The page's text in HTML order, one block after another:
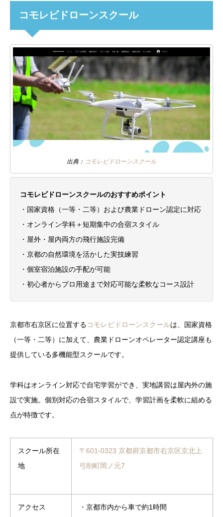
コモレビドローンスクール
出典： コモレビドローンスクール
コモレビドローンスクールのおすすめポイント
・国家資格（一等・二等）および農業ドローン認定に対応
・オンライン学科＋短期集中の合宿スタイル
・屋外・屋内両方の飛行施設完備
・京都の自然環境を活かした実技練習
・個室宿泊施設の手配が可能
・初心者からプロ用途まで対応可能な柔軟なコース設計
京都市右京区に位置するコモレビドローンスクールは、国家資格
（一等・二等）に加えて、農業ドローンオペレーター認定講座も
提供している多機能型スクールです。
学科はオンライン対応で自宅学習ができ、実地講習は屋内外の施
設で実施。個別対応の合宿スタイルで、学習計画を柔軟に組める
点が特徴です。
スクール所在
地
〒601-0323 京都府京都市右京区京北上
弓削町岡ノ元7
アクセス
・京都市内から車で約1時間